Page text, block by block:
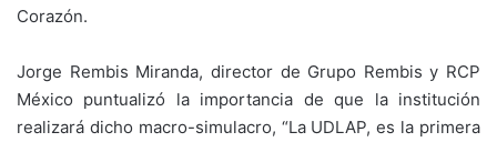
Corazón.
Jorge Rembis Miranda, director de Grupo Rembis y RCP
México puntualizó la importancia de que la institución
realizará dicho macro-simulacro, “La UDLAP, es la primera